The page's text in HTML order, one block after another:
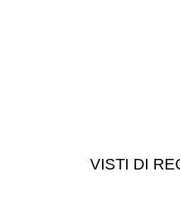
VISTI DI